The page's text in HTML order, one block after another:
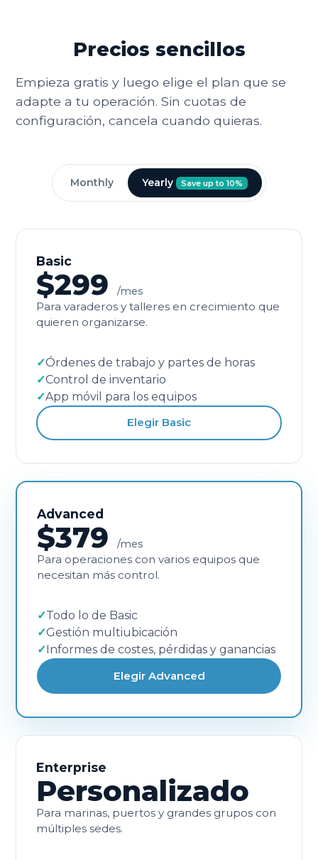
Precios sencillos
Empieza gratis y luego elige el plan que se
adapte a tu operación. Sin cuotas de
configuración, cancela cuando quieras.
Monthly Yearly Save up to 10%
Basic
$299/mes
Para varaderos y talleres en crecimiento que
quieren organizarse.
✓Órdenes de trabajo y partes de horas
✓Control de inventario
✓App móvil para los equipos
Elegir Basic
Advanced
$379/mes
Para operaciones con varios equipos que
necesitan más control.
✓Todo lo de Basic
✓Gestión multiubicación
✓Informes de costes, pérdidas y ganancias
Elegir Advanced
Enterprise
Personalizado
Para marinas, puertos y grandes grupos con
múltiples sedes.